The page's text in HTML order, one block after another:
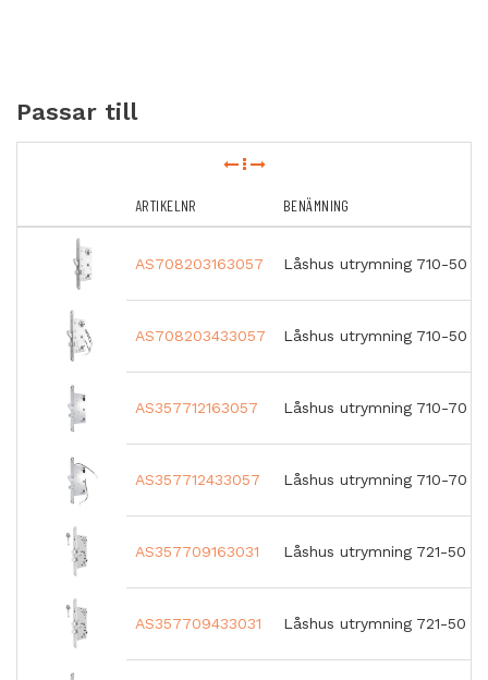
Passar till
ARTIKELNR BENÄMNING
AS708203163057 Låshus utrymning 710-50
AS708203433057 Låshus utrymning 710-50
AS357712163057 Låshus utrymning 710-70 H
AS357712433057 Låshus utrymning 710-70
AS357709163031 Låshus utrymning 721-50 H
AS357709433031 Låshus utrymning 721-50 H